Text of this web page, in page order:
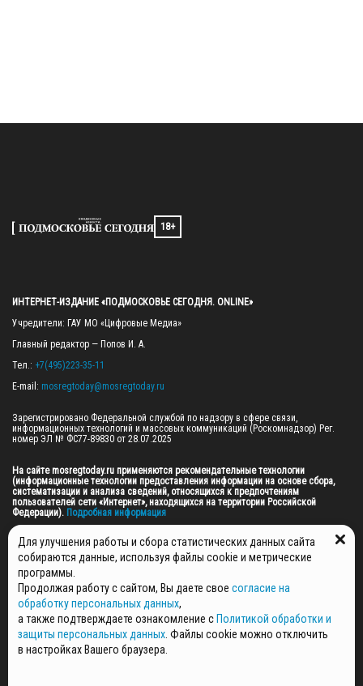
18+
ИНТЕРНЕТ-ИЗДАНИЕ «ПОДМОСКОВЬЕ СЕГОДНЯ. ONLINE»
Учредители: ГАУ МО «Цифровые Медиа»
Главный редактор — Попов И. А.
Тел.: +7(495)223-35-11
E-mail: mosregtoday@mosregtoday.ru
Зарегистрировано Федеральной службой по надзору в сфере связи,
информационных технологий и массовых коммуникаций (Роскомнадзор) Рег.
номер ЭЛ № ФС77-89830 от 28.07.2025
На сайте mosregtoday.ru применяются рекомендательные технологии
(информационные технологии предоставления информации на основе сбора,
систематизации и анализа сведений, относящихся к предпочтениям
пользователей сети «Интернет», находящихся на территории Российской
Федерации). Подробная информация
© 2026 ПРАВА НА ВСЕ МАТЕРИАЛЫ САЙТА ПРИНАДЛЕЖАТ ГАУ МО "ЦИФРОВЫЕ
МЕДИА" (ОГРН: 1255000059467).
ПОЛИТИКА ОБРАБОТКИ И ЗАЩИТЫ ПЕРСОНАЛЬНЫХ ДАННЫХ
НОВОСТИ
ГАЗЕТЫ
РЕКЛАМОДАТЕЛЯМ
Для улучшения работы и сбора статистических данных сайта
собираются данные, используя файлы cookie и метрические
программы.
Продолжая работу с сайтом, Вы даете свое согласие на
обработку персональных данных,
а также подтверждаете ознакомление с Политикой обработки и
защиты персональных данных . Файлы cookie можно отключить
в настройках Вашего браузера.